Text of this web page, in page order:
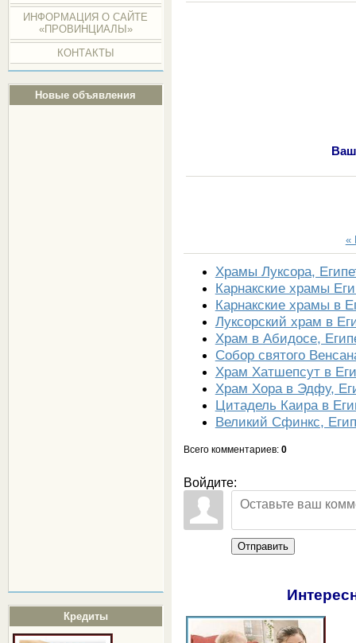
ИНФОРМАЦИЯ О САЙТЕ
«ПРОВИНЦИАЛЫ»
КОНТАКТЫ
Новые объявления
Кредиты
«
Храмы Луксора,
Карнакские храмы
Карнакские храмы в
Луксорский храм в
Храм в Абидосе,
Собор святого
Храм Хатшепсут в
Храм Хора в Эдфу,
Цитадель Каира в
Великий Сфинкс,
Всего комментариев: 0
Войдите:
Отправить